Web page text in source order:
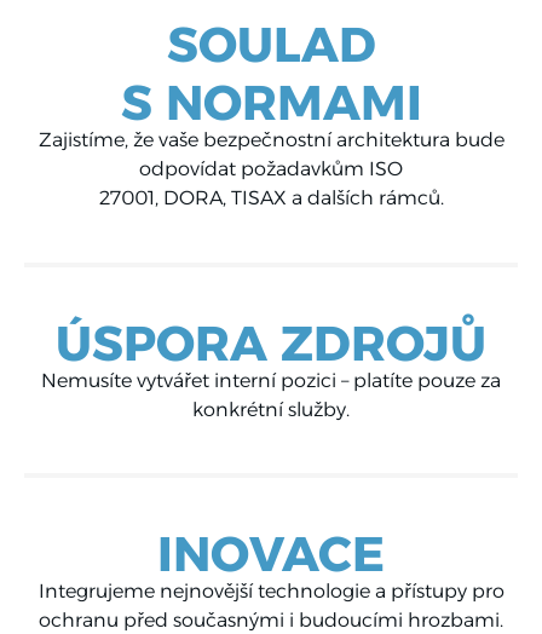
SOULAD
S NORMAMI
Zajistíme, že vaše bezpečnostní architektura bude
odpovídat požadavkům ISO
27001, DORA, TISAX a dalších rámců.
ÚSPORA ZDROJŮ
Nemusíte vytvářet interní pozici – platíte pouze za
konkrétní služby.
INOVACE
Integrujeme nejnovější technologie a přístupy pro
ochranu před současnými i budoucími hrozbami.